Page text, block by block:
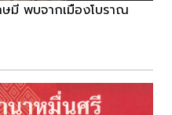
ษมี พบจากเมืองโบราณ